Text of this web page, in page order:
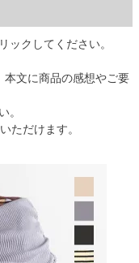
ックしてください。
本文に商品の感想やご要
。
ただけます。